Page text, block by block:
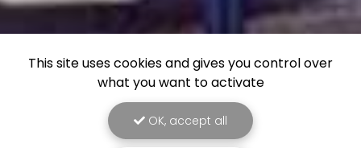
This site uses cookies and gives you control over
what you want to activate
OK, accept all